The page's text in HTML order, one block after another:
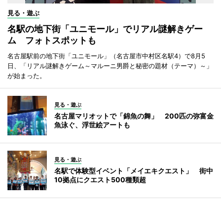
見る・遊ぶ
名駅の地下街「ユニモール」でリアル謎解きゲー
ム フォトスポットも
名古屋駅前の地下街「ユニモール」（名古屋市中村区名駅4）で8月5
日、「リアル謎解きゲーム～マルーニ男爵と秘密の題材（テーマ）～」
が始まった。
見る・遊ぶ
名古屋マリオットで「錦魚の舞」 200匹の弥富金
魚泳ぐ、浮世絵アートも
見る・遊ぶ
名駅で体験型イベント「メイエキクエスト」 街中
10拠点にクエスト500種類超